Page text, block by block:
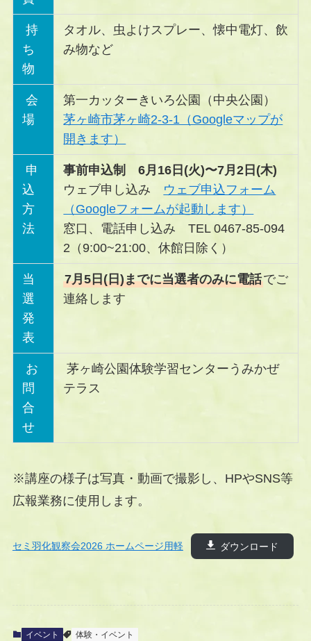
持
ち
物
タオル、虫よけスプレー、懐中電灯、飲
み物など
会
場
第一カッターきいろ公園（中央公園）
茅ヶ崎市茅ヶ崎2-3-1（Googleマップが
開きます）
申
込
方
法
事前申込制 6月16日(火)〜7月2日(木)
ウェブ申し込み ウェブ申込フォーム
（Googleフォームが起動します）
窓口、電話申し込み TEL 0467-85-094
2（9:00~21:00、休館日除く）
当
選
発
表
7月5日(日)までに当選者のみに電話でご
連絡します
お
問
合
せ
茅ヶ崎公園体験学習センターうみかぜ
テラス
※講座の様子は写真・動画で撮影し、HPやSNS等
広報業務に使用します。
セミ羽化観察会2026 ホームページ用軽 ダウンロード
イベント 体験・イベント